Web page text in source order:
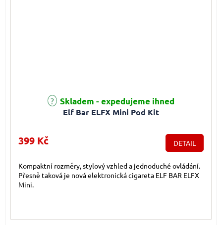
Elf Bar ELFX Mini Pod Kit
Skladem - expedujeme ihned
399 Kč DETAIL
Kompaktní rozměry, stylový vzhled a jednoduché ovládání.
Přesně taková je nová elektronická cigareta ELF BAR ELFX
Mini.